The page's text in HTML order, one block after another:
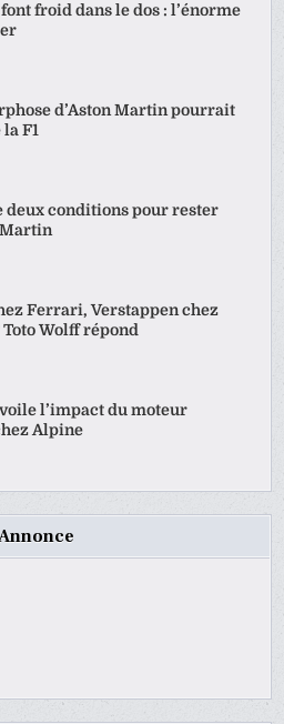
froid dans le dos : l’énorme
d’Aston Martin pourrait
F1
deux conditions pour rester
Martin
Ferrari, Verstappen chez
Toto Wolff répond
l’impact du moteur
Alpine